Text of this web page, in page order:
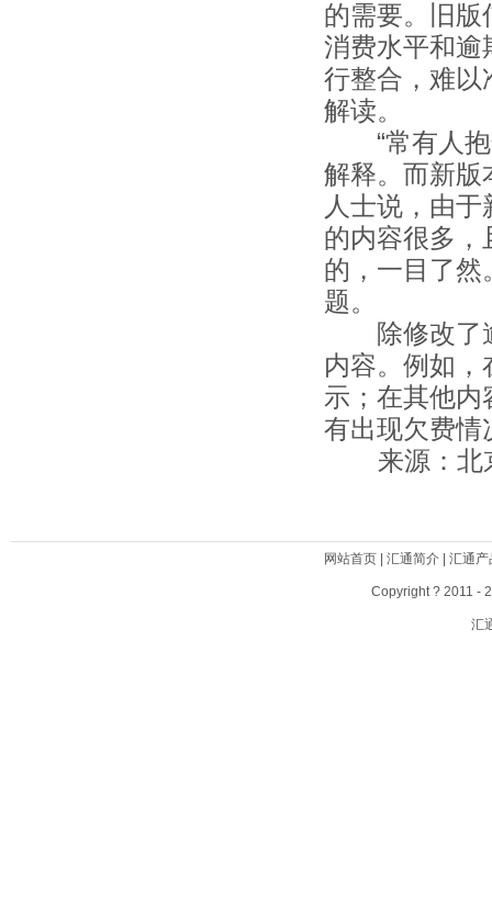
的需要。旧版
消费水平和逾
行整合，难以
解读。
“常有人抱
解释。而新版
人士说，由
的内容很多，
的，一目了然
题。
除修改了逾
内容。例如
示；在其他内
有出现欠费
来源：北京
网站首页 汇通简介 汇通产
Copyright ? 2011 -
汇